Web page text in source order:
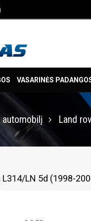
VASARINĖS
automobilį Land
LN 5d (1998-